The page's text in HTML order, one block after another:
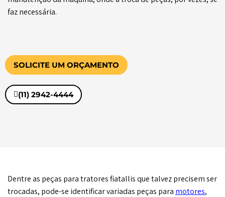
faz necessária.
SOLICITE UM ORÇAMENTO
(11) 2942-4444
Dentre as peças para tratores fiatallis que talvez precisem ser
trocadas, pode-se identificar variadas peças para motores,